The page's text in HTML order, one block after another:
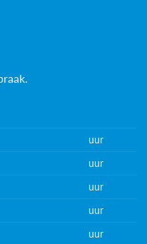
uur
uur
uur
uur
uur